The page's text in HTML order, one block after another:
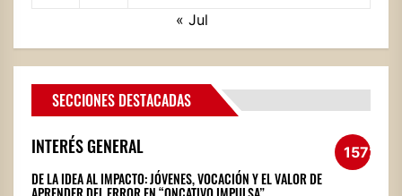
« Jul
SECCIONES DESTACADAS
INTERÉS GENERAL 1572
DE LA IDEA AL IMPACTO: JÓVENES, VOCACIÓN Y EL VALOR DE